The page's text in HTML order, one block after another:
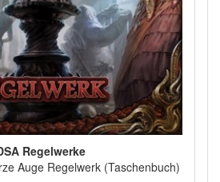
Regelwerke
Auge Regelwerk (Taschenbuch)